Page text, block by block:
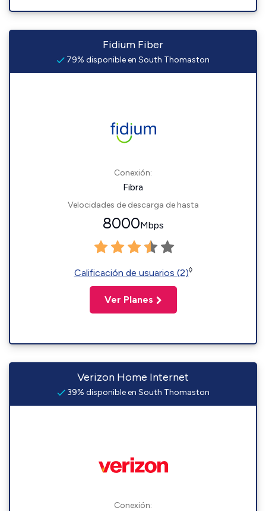
Fidium Fiber
79% disponible en South Thomaston
Conexión:
Fibra
Velocidades de descarga de hasta
8000Mbps
Calificación de usuarios (2)◊
Ver Planes
Verizon Home Internet
39% disponible en South Thomaston
Conexión: